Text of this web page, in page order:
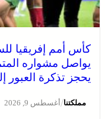
يواصل مشواره
يحجز تذكرة العبور
مملكتنا/أغسطس 9, 2026